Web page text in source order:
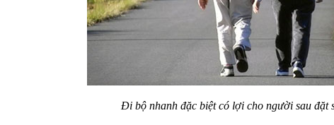
Đi bộ nhanh đặc biệt có lợi cho người sau đặt